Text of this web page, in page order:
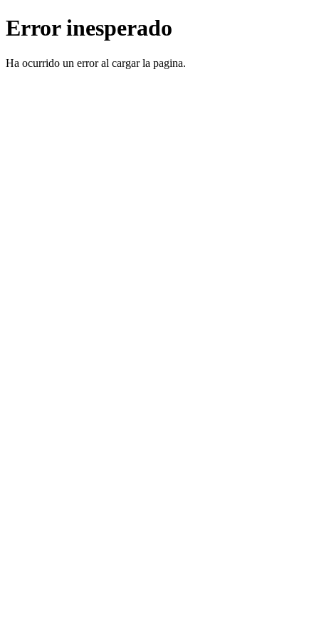
Error inesperado
Ha ocurrido un error al cargar la pagina.